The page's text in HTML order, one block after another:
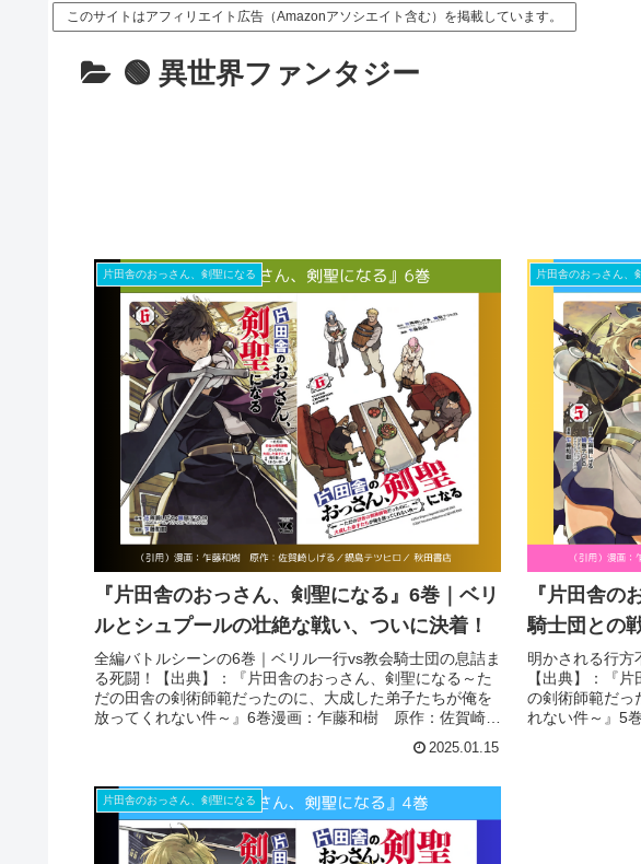
このサイトはアフィリエイト広告（Amazonアソシエイト含む）を掲載しています。
🟢 異世界ファンタジー
片田舎のおっさん、剣聖になる
『片田舎のおっさん、剣聖になる』6巻｜ベリ
ルとシュプールの壮絶な戦い、ついに決着！
全編バトルシーンの6巻｜ベリル一行vs教会騎士団の息詰ま
る死闘！【出典】：『片田舎のおっさん、剣聖になる～た
だの田舎の剣術師範だったのに、大成した弟子たちが俺を
放ってくれない件～』6巻漫画：乍藤和樹 原作：佐賀崎し
2025.01.15
片田舎のおっさん、
『片田舎の
騎士団との
明かされる行方
【出典】：『
の剣術師範だっ
れない件～』5
片田舎のおっさん、剣聖になる